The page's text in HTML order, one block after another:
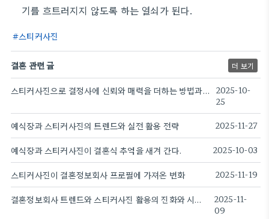
기를 흐트러지지 않도록 하는 열쇠가 된다.
스티커사진
결혼 관련 글 더 보기
스티커사진으로 결정사에 신뢰와 매력을 더하는 방법과 전략
2025-10-
25
예식장과 스티커사진의 트렌드와 실전 활용 전략 2025-11-27
예식장과 스티커사진이 결혼식 추억을 새겨 간다. 2025-10-03
스티커사진이 결혼정보회사 프로필에 가져온 변화 2025-11-19
결혼정보회사 트렌드와 스티커사진 활용의 진화와 시사점
2025-11-
09